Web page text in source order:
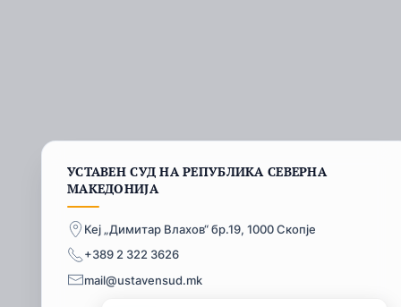
УСТАВЕН СУД НА РЕПУБЛИКА СЕВЕРНА
МАКЕДОНИЈА
Кеј „Димитар Влахов“ бр.19, 1000 Скопје
+389 2 322 3626
mail@ustavensud.mk